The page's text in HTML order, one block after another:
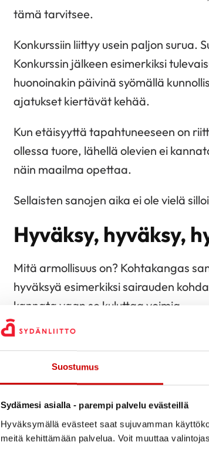
Suostumus
Sydämesi asialla - parempi palvelu evästeillä
Hyväksymällä evästeet saat sujuvamman
meitä kehittämään palvelua. Voit muuttaa
tämä tarvitsee.
Konkurssiin liittyy usein paljon surua.
Konkurssin jälkeen esimerkiksi
huonoinakin päivinä syömällä
ajatukset kiertävät kehää.
Kun etäisyyttä tapahtuneeseen on
ollessa tuore, lähellä olevien ei
näin maailma opettaa.
Sellaisten sanojen aika ei ole vielä
Hyväksy, hyväksy,
Mitä armollisuus on? Kohtakangas
hyväksyä esimerkiksi sairauden
kannata vaan se kuluttaa voimia.
Armollisuus on tervettä itsensä
Armollinen ihminen tekee myös
vertailua toisiin.